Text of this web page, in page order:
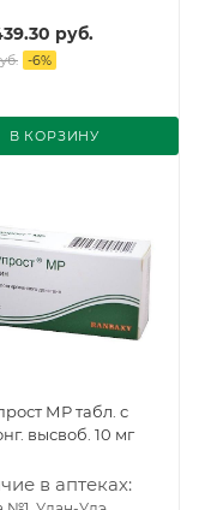
руб.
-6%
В КОРЗИНУ
МР табл. с
высвоб. 10 мг
в аптеках: